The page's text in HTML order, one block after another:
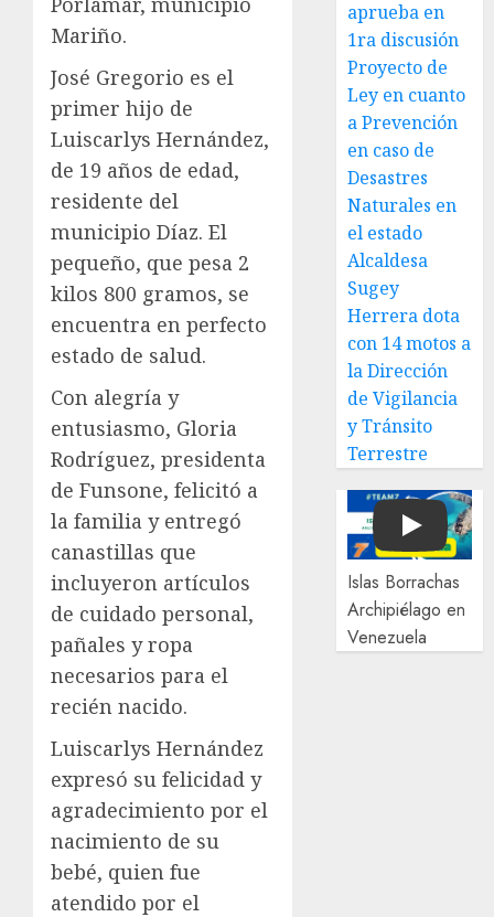
Mariño.
José Gregorio es el
primer hijo de
Luiscarlys Hernández,
de 19 años de edad,
residente del
municipio Díaz. El
pequeño, que pesa 2
kilos 800 gramos, se
encuentra en perfecto
estado de salud.
Con alegría y
entusiasmo, Gloria
Rodríguez, presidenta
de Funsone, felicitó a
la familia y entregó
canastillas que
incluyeron artículos
de cuidado personal,
pañales y ropa
necesarios para el
recién nacido.
Luiscarlys Hernández
expresó su felicidad y
agradecimiento por el
nacimiento de su
bebé, quien fue
atendido por el
aprueba en
1ra discusión
Proyecto de
Ley en cuanto
a Prevención
en caso de
Desastres
Naturales en
el estado
Alcaldesa
Sugey
Herrera dota
con 14 motos a
la Dirección
de Vigilancia
y Tránsito
Terrestre
Play
Islas Borrachas
Archipiélago en
Venezuela